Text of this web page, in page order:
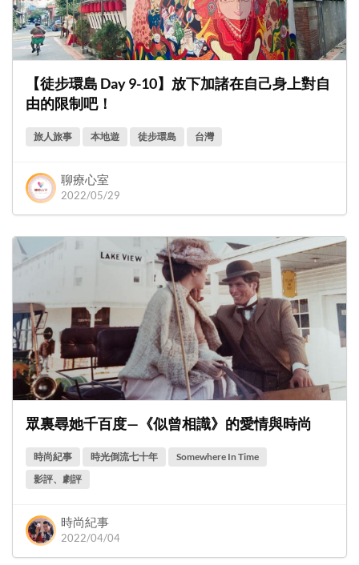
【徒步環島 Day 9-10】放下加諸在自己身上對自
由的限制吧！
旅人旅事 本地遊 徒步環島 台灣
聊療心室
2022/05/29
眾裏尋她千百度—《似曾相識》的愛情與時尚
時尚紀事 時光倒流七十年
Somewhere In Time
影評、劇評
時尚紀事
2022/04/04